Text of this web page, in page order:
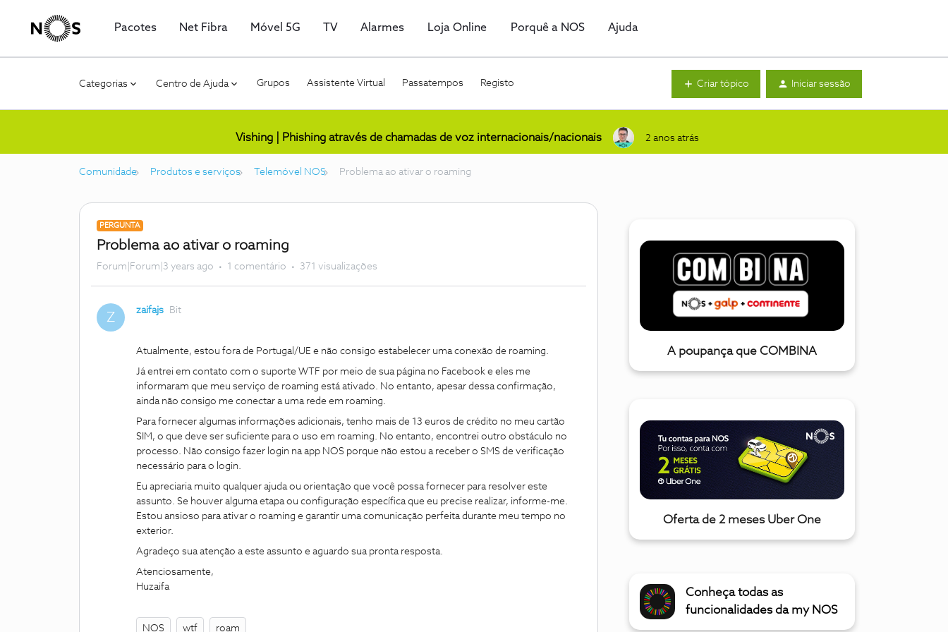
Pacotes Net Fibra Móvel 5G TV Alarmes Loja Online Porquê a NOS Ajuda
Categorias Centro de Ajuda Grupos Assistente Virtual Passatempos Registo Criar tópico Iniciar sessão
Vishing | Phishing através de chamadas de voz internacionais/nacionais 2 anos atrás
Comunidade Produtos e serviços Telemóvel NOS Problema ao ativar o roaming
PERGUNTA
Problema ao ativar o roaming
Forum|Forum|3 years ago 1 comentário 371 visualizações
Z zaifajs Bit
Atualmente, estou fora de Portugal/UE e não consigo estabelecer uma conexão de roaming.
Já entrei em contato com o suporte WTF por meio de sua página no Facebook e eles me
informaram que meu serviço de roaming está ativado. No entanto, apesar dessa confirmação,
ainda não consigo me conectar a uma rede em roaming.
Para fornecer algumas informações adicionais, tenho mais de 13 euros de crédito no meu cartão
SIM, o que deve ser suficiente para o uso em roaming. No entanto, encontrei outro obstáculo no
processo. Não consigo fazer login na app NOS porque não estou a receber o SMS de verificação
necessário para o login.
Eu apreciaria muito qualquer ajuda ou orientação que você possa fornecer para resolver este
assunto. Se houver alguma etapa ou configuração específica que eu precise realizar, informe-me.
Estou ansioso para ativar o roaming e garantir uma comunicação perfeita durante meu tempo no
exterior.
Agradeço sua atenção a este assunto e aguardo sua pronta resposta.
Atenciosamente,
Huzaifa
NOS wtf roam
A poupança que COMBINA
Oferta de 2 meses Uber One
Conheça todas as
funcionalidades da my NOS